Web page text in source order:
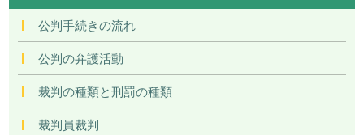
公判手続きの流れ
公判の弁護活動
裁判の種類と刑罰の種類
裁判員裁判